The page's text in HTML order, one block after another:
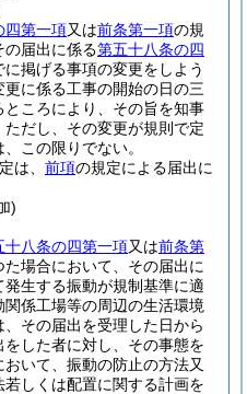
四第一項又は前条第一項の規
の届出に係る第五十八条の四
に掲げる事項の変更をしよう
に係る工事の開始の日の三
ころにより、その旨を知事
ただし、その変更が規則で定
この限りでない。
は、 前項の規定による届出に
)
十八条の四第一項又は前条第
場合において、その届出に
生する振動が規制基準に適
係工場等の周辺の生活環境
その届出を受理した日から
した者に対し、その事態を
いて、振動の防止の方法又
しくは配置に関する計画を